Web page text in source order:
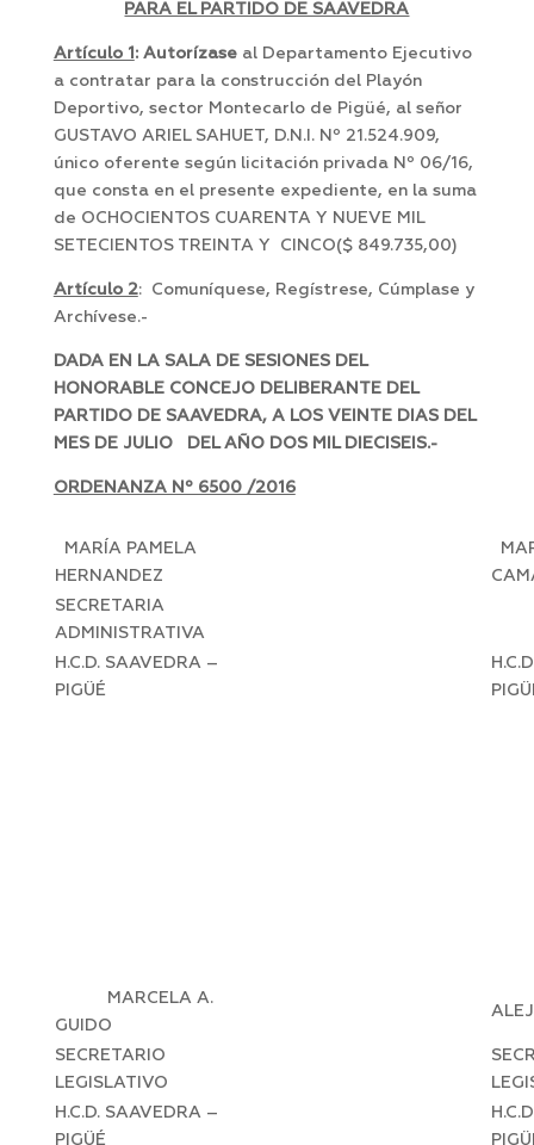
PARA EL PARTIDO DE SAAVEDRA
Artículo 1 : Autorízase al Departamento Ejecutivo
a contratar para la construcción del Playón
Deportivo, sector Montecarlo de Pigüé, al señor
GUSTAVO ARIEL SAHUET, D.N.I. Nº 21.524.909,
único oferente según licitación privada Nº 06/16,
que consta en el presente expediente, en la suma
de OCHOCIENTOS CUARENTA Y NUEVE MIL
SETECIENTOS TREINTA Y CINCO($ 849.735,00)
Artículo 2: Comuníquese, Regístrese, Cúmplase y
Archívese.-
DADA EN LA SALA DE SESIONES DEL
HONORABLE CONCEJO DELIBERANTE DEL
PARTIDO DE SAAVEDRA, A LOS VEINTE DIAS DEL
MES DE JULIO DEL AÑO DOS MIL DIECISEIS.-
ORDENANZA Nº 6500 /2016
MARÍA PAMELA
HERNANDEZ
SECRETARIA
ADMINISTRATIVA
H.C.D. SAAVEDRA –
PIGÜÉ
MARCELA A.
GUIDO
SECRETARIO
LEGISLATIVO
H.C.D. SAAVEDRA –
PIGÜÉ